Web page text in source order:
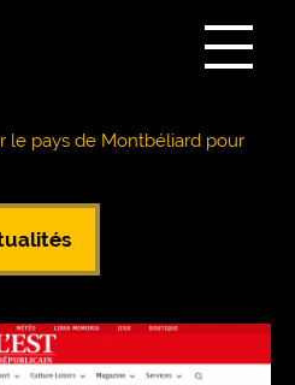
le pays de Montbéliard pour